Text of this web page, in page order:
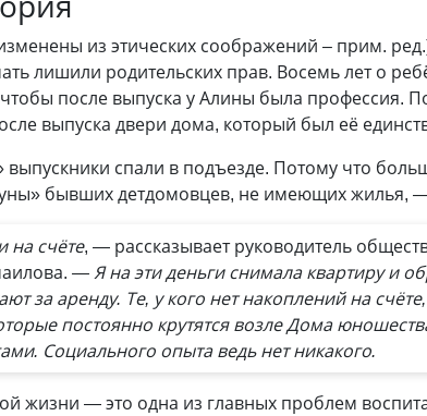
из этических соображений – прим.
лишили родительских прав. Восемь лет о
после выпуска у Алины была профессия.
выпуска двери дома, который был её
выпускники спали в подъезде. Потому что
бывших детдомовцев, не имеющих жилья,
на счёте, — рассказывает руководитель
— Я на эти деньги снимала квартиру и
за аренду. Те, у кого нет накоплений на
постоянно крутятся возле Дома
Социального опыта ведь нет никакого.
жизни — это одна из главных проблем